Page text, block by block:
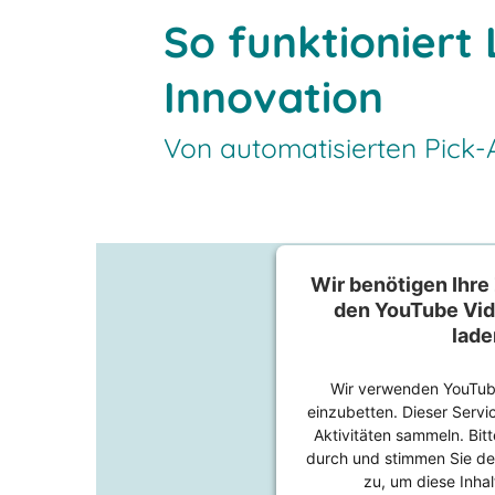
So funktioniert
Innovation
Von automatisierten
Wir benötigen Ihre
den YouTube
Wir verwenden
einzubetten. Dieser
Aktivitäten sammeln.
durch und stimmen Sie
zu, um diese